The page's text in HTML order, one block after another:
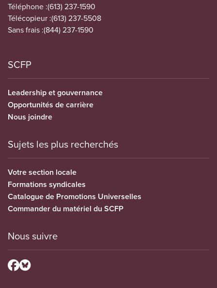
Téléphone :(613) 237-1590
Télécopieur :(613) 237-5508
Sans frais :(844) 237-1590
SCFP
Leadership et gouvernance
Opportunités de carrière
Nous joindre
Sujets les plus recherchés
Votre section locale
Formations syndicales
Catalogue de Promotions Universelles
Commander du matériel du SCFP
Nous suivre